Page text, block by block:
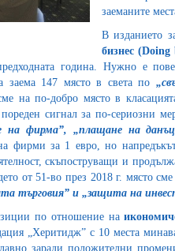
заеманите
В изданието
бизнес (Doing
година. Нужно е
заема 147 място в света по
на по-добро място в
пореден сигнал за по-сериозни
на фирма”, „плащане на
на фирми за 1 евро, но
скъпоструващи и
от 51-во през 2018 г. място
търговия” и „защита на
по отношение на
„Херитидж” с 10 места
заради положителни